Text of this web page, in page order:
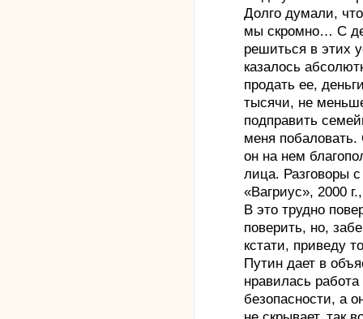
Долго думали,
мы скромно… С
решиться в этих
казалось
продать ее,
тысячи, не
подправить
меня
он на нем
лица. Разговоры
«Вагриус», 2000
В это трудно
поверить, но,
кстати, приведу
Путин дает в
нравилась
безопасности, а